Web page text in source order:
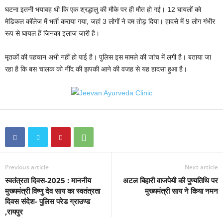
घटना इतनी भयावह थी कि एक श्रद्धालु की मौके पर ही मौत हो गई। 12 घायलों को
मेडिकल कॉलेज में भर्ती कराया गया, जहां 3 लोगों ने दम तोड़ दिया। हादसे में 9 लोग गंभीर
रूप से घायल हैं जिनका इलाज जारी है।
मृतकों की पहचान अभी नहीं हो पाई है। पुलिस इस मामले की जांच में लगी है। बताया जा
रहा है कि बस चालक को नींद की झपकी आने की वजह से यह हादसा हुआ है।
Previous article
स्वतंत्रता दिवस-2025 : माननीय
मुख्यमंत्री विष्णु देव साय का स्वतंत्रता
दिवस संदेश- पुलिस परेड ग्राउण्ड
,रायपुर
Next article
अटल बिहारी वाजपेयी की पुण्यतिथि पर
मुख्यमंत्री साय ने किया नमन